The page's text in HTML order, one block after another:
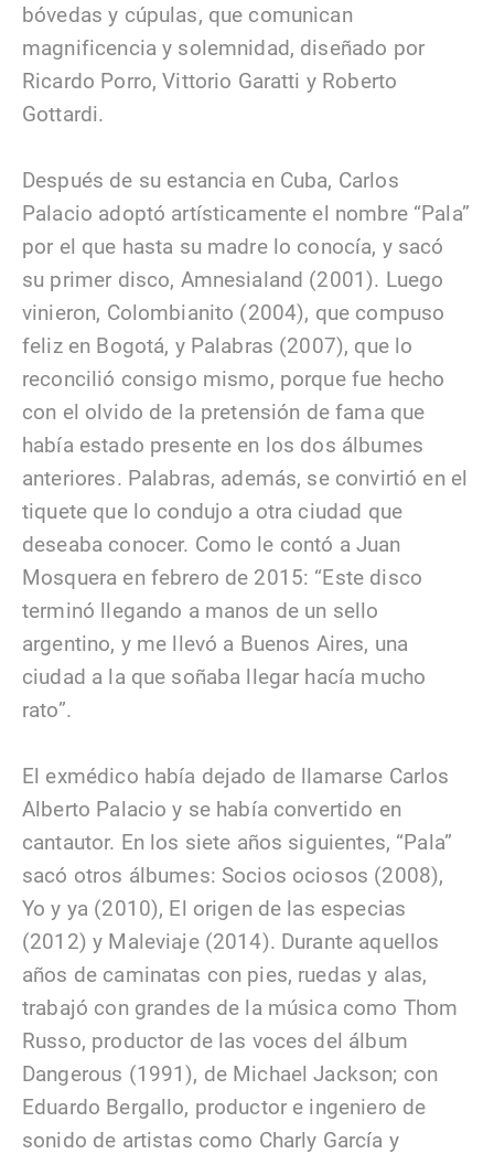
bóvedas y cúpulas, que comunican
magnificencia y solemnidad, diseñado por
Ricardo Porro, Vittorio Garatti y Roberto
Gottardi.
Después de su estancia en Cuba, Carlos
Palacio adoptó artísticamente el nombre “Pala”
por el que hasta su madre lo conocía, y sacó
su primer disco, Amnesialand (2001). Luego
vinieron, Colombianito (2004), que compuso
feliz en Bogotá, y Palabras (2007), que lo
reconcilió consigo mismo, porque fue hecho
con el olvido de la pretensión de fama que
había estado presente en los dos álbumes
anteriores. Palabras, además, se convirtió en el
tiquete que lo condujo a otra ciudad que
deseaba conocer. Como le contó a Juan
Mosquera en febrero de 2015: “Este disco
terminó llegando a manos de un sello
argentino, y me llevó a Buenos Aires, una
ciudad a la que soñaba llegar hacía mucho
rato”.
El exmédico había dejado de llamarse Carlos
Alberto Palacio y se había convertido en
cantautor. En los siete años siguientes, “Pala”
sacó otros álbumes: Socios ociosos (2008),
Yo y ya (2010), El origen de las especias
(2012) y Maleviaje (2014). Durante aquellos
años de caminatas con pies, ruedas y alas,
trabajó con grandes de la música como Thom
Russo, productor de las voces del álbum
Dangerous (1991), de Michael Jackson; con
Eduardo Bergallo, productor e ingeniero de
sonido de artistas como Charly García y